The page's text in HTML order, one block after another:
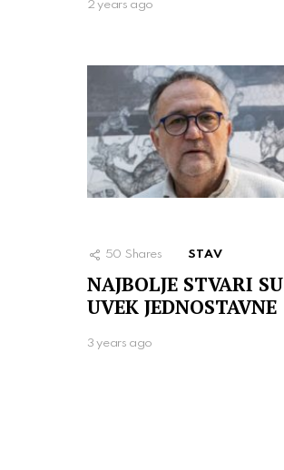
2 years ago
50 Shares STAV
NAJBOLJE STVARI SU
UVEK JEDNOSTAVNE
3 years ago